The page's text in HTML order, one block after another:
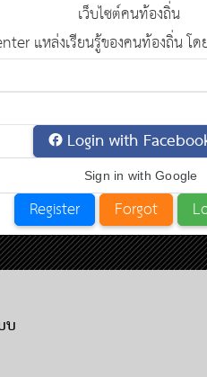
เว็บไซต์คนท้องถิ่น
แหล่งเรียนรู้ของคนท้องถิ่น โ
Login with
Sign in with Google
บ